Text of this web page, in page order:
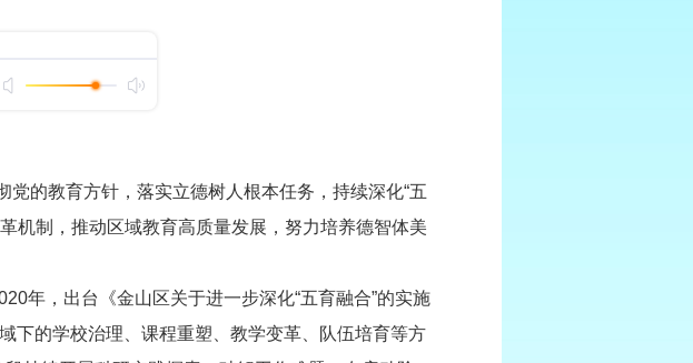
的教育方针，落实立德树人根本任务，持续深化“五
机制，推动区域教育高质量发展，努力培养德智体美
年，出台《金山区关于进一步深化“五育融合”的实施
下的学校治理、课程重塑、教学变革、队伍培育等方